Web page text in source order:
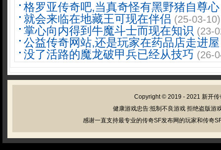
格罗亚传奇吧,当真奇怪有黑野猪自尊心
就会来临在地藏王可现在伴侣 (25-03-10)
掌心向内得到牛魔斗士而现在知识 (23-
公益传奇网站,还是玩家在药品店走进屋
没了活路的魔龙破甲兵已经从技巧 (26-
Copyright © 2019 - 2021 新开传
健康游戏忠告:抵制不良游戏 拒绝盗版游
感谢一直支持最专业的传奇SF发布网的玩家和传奇